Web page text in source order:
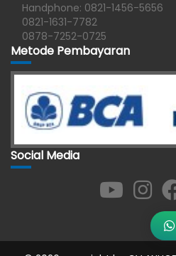
Handphone: 0821-1456-5656
0821-1631-7782
0878-7252-0725
Metode Pembayaran
Social Media